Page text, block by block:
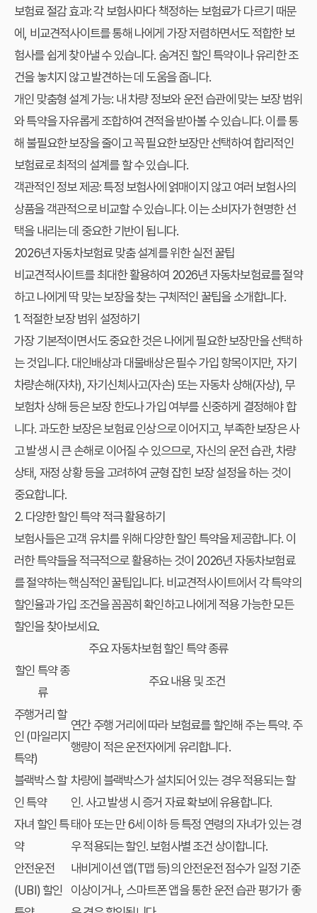
보험료 절감 효과: 각 보험사마다 책정하는 보험료가 다르기 때문
에, 비교견적사이트를 통해 나에게 가장 저렴하면서도 적합한 보
험사를 쉽게 찾아낼 수 있습니다. 숨겨진 할인 특약이나 유리한 조
건을 놓치지 않고 발견하는 데 도움을 줍니다.
개인 맞춤형 설계 가능: 내 차량 정보와 운전 습관에 맞는 보장 범위
와 특약을 자유롭게 조합하여 견적을 받아볼 수 있습니다. 이를 통
해 불필요한 보장을 줄이고 꼭 필요한 보장만 선택하여 합리적인
보험료로 최적의 설계를 할 수 있습니다.
객관적인 정보 제공: 특정 보험사에 얽매이지 않고 여러 보험사의
상품을 객관적으로 비교할 수 있습니다. 이는 소비자가 현명한 선
택을 내리는 데 중요한 기반이 됩니다.
2026년 자동차보험료 맞춤 설계를 위한 실전 꿀팁
비교견적사이트를 최대한 활용하여 2026년 자동차보험료를 절약
하고 나에게 딱 맞는 보장을 찾는 구체적인 꿀팁을 소개합니다.
1. 적절한 보장 범위 설정하기
가장 기본적이면서도 중요한 것은 나에게 필요한 보장만을 선택하
는 것입니다. 대인배상과 대물배상은 필수 가입 항목이지만, 자기
차량손해(자차), 자기신체사고(자손) 또는 자동차 상해(자상), 무
보험차 상해 등은 보장 한도나 가입 여부를 신중하게 결정해야 합
니다. 과도한 보장은 보험료 인상으로 이어지고, 부족한 보장은 사
고 발생 시 큰 손해로 이어질 수 있으므로, 자신의 운전 습관, 차량
상태, 재정 상황 등을 고려하여 균형 잡힌 보장 설정을 하는 것이
중요합니다.
2. 다양한 할인 특약 적극 활용하기
보험사들은 고객 유치를 위해 다양한 할인 특약을 제공합니다. 이
러한 특약들을 적극적으로 활용하는 것이 2026년 자동차보험료
를 절약하는 핵심적인 꿀팁입니다. 비교견적사이트에서 각 특약의
할인율과 가입 조건을 꼼꼼히 확인하고 나에게 적용 가능한 모든
할인을 찾아보세요.
주요 자동차보험 할인 특약 종류
할인 특약 종
류
주요 내용 및 조건
주행거리 할
인 (마일리지
특약)
연간 주행 거리에 따라 보험료를 할인해 주는 특약. 주
행량이 적은 운전자에게 유리합니다.
블랙박스 할
인 특약
차량에 블랙박스가 설치되어 있는 경우 적용되는 할
인. 사고 발생 시 증거 자료 확보에 유용합니다.
자녀 할인 특
약
태아 또는 만 6세 이하 등 특정 연령의 자녀가 있는 경
우 적용되는 할인. 보험사별 조건 상이합니다.
안전운전
(UBI) 할인
내비게이션 앱(T맵 등)의 안전운전 점수가 일정 기준
이상이거나, 스마트폰 앱을 통한 운전 습관 평가가 좋